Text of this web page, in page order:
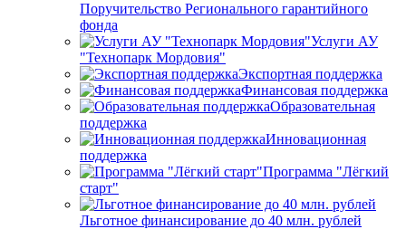
Поручительство Регионального гарантийного
фонда
Услуги АУ
"Технопарк Мордовия"
Экспортная поддержка
Финансовая поддержка
Образовательная
поддержка
Инновационная
поддержка
Программа "Лёгкий
старт"
Льготное финансирование до 40 млн. рублей